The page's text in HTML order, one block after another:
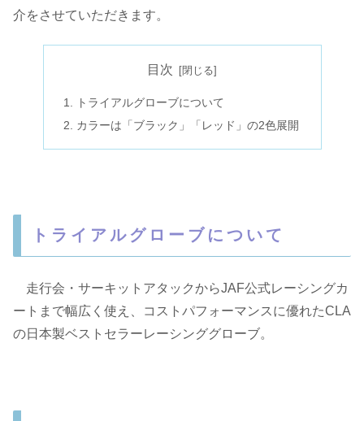
介をさせていただきます。
目次
トライアルグローブについて
カラーは「ブラック」「レッド」の2色展開
トライアルグローブについて
走行会・サーキットアタックからJAF公式レーシングカ
ートまで幅広く使え、コストパフォーマンスに優れたCLA
の日本製ベストセラーレーシンググローブ。